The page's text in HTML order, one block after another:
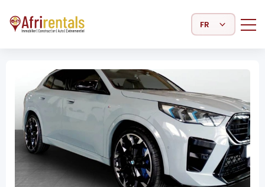
Select Language